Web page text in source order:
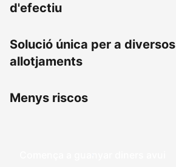
d'efectiu
Solució única per a diversos
allotjaments
Menys riscos
Comença a guanyar diners avui